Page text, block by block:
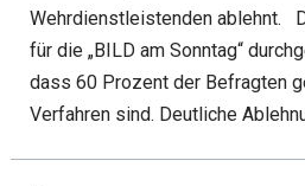
Wehrdienstleistenden ablehnt.
für die „BILD am Sonntag“
dass 60 Prozent der Befragten
Verfahren sind. Deutliche